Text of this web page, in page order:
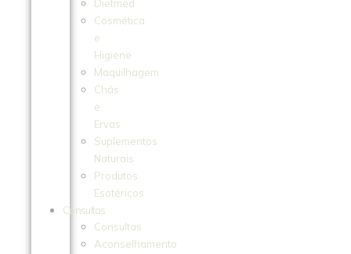
Dietmed
Cosmética
e
Higiene
Maquilhagem
Chás
e
Ervas
Suplementos
Naturais
Produtos
Esotéricos
Consultas
Consultas
Aconselhamento